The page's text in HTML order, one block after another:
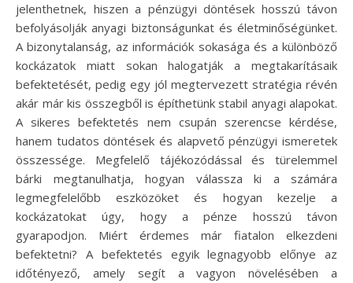
jelenthetnek, hiszen a pénzügyi döntések hosszú távon
befolyásolják anyagi biztonságunkat és életminőségünket.
A bizonytalanság, az információk sokasága és a különböző
kockázatok miatt sokan halogatják a megtakarításaik
befektetését, pedig egy jól megtervezett stratégia révén
akár már kis összegből is építhetünk stabil anyagi alapokat.
A sikeres befektetés nem csupán szerencse kérdése,
hanem tudatos döntések és alapvető pénzügyi ismeretek
összessége. Megfelelő tájékozódással és türelemmel
bárki megtanulhatja, hogyan válassza ki a számára
legmegfelelőbb eszközöket és hogyan kezelje a
kockázatokat úgy, hogy a pénze hosszú távon
gyarapodjon. Miért érdemes már fiatalon elkezdeni
befektetni? A befektetés egyik legnagyobb előnye az
időtényező, amely segít a vagyon növelésében a